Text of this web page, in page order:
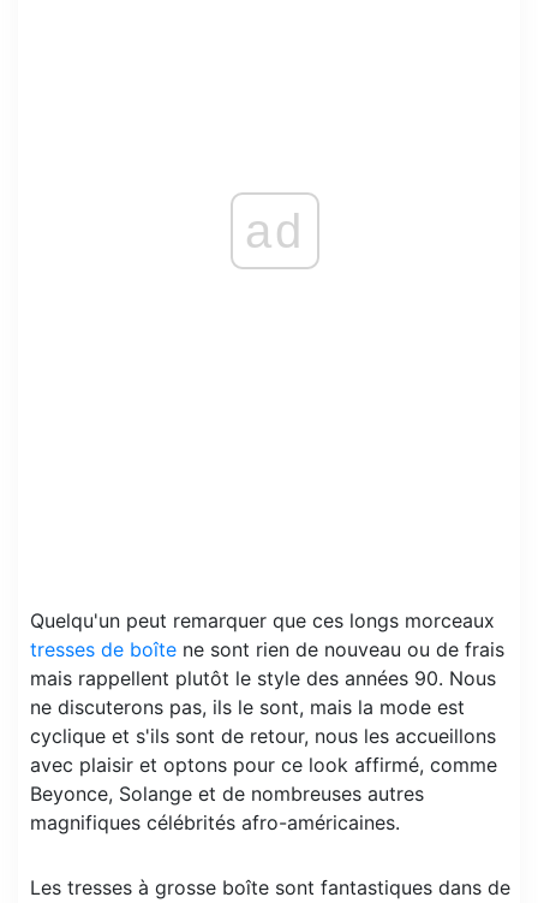
ad
Quelqu'un peut remarquer que ces longs morceaux
tresses de boîte ne sont rien de nouveau ou de frais
mais rappellent plutôt le style des années 90. Nous
ne discuterons pas, ils le sont, mais la mode est
cyclique et s'ils sont de retour, nous les accueillons
avec plaisir et optons pour ce look affirmé, comme
Beyonce, Solange et de nombreuses autres
magnifiques célébrités afro-américaines.
Les tresses à grosse boîte sont fantastiques dans de